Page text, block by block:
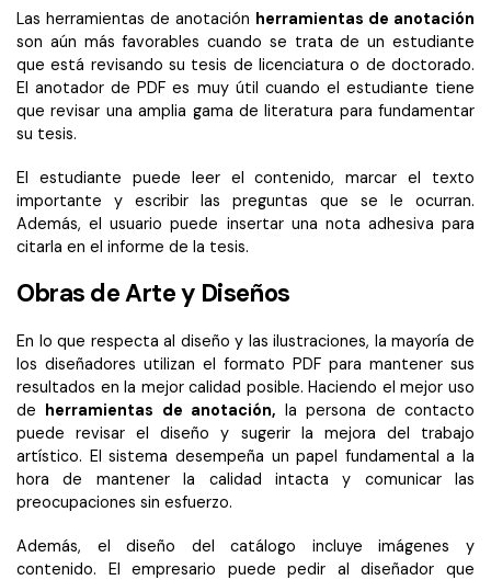
Las herramientas de anotación herramientas de anotación
son aún más favorables cuando se trata de un estudiante
que está revisando su tesis de licenciatura o de doctorado.
El anotador de PDF es muy útil cuando el estudiante tiene
que revisar una amplia gama de literatura para fundamentar
su tesis.
El estudiante puede leer el contenido, marcar el texto
importante y escribir las preguntas que se le ocurran.
Además, el usuario puede insertar una nota adhesiva para
citarla en el informe de la tesis.
Obras de Arte y Diseños
En lo que respecta al diseño y las ilustraciones, la mayoría de
los diseñadores utilizan el formato PDF para mantener sus
resultados en la mejor calidad posible. Haciendo el mejor uso
de herramientas de anotación, la persona de contacto
puede revisar el diseño y sugerir la mejora del trabajo
artístico. El sistema desempeña un papel fundamental a la
hora de mantener la calidad intacta y comunicar las
preocupaciones sin esfuerzo.
Además, el diseño del catálogo incluye imágenes y
contenido. El empresario puede pedir al diseñador que